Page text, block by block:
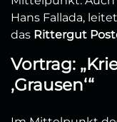
Hans Fallada,
das Rittergut
Vortrag:
‚Grausen‘“